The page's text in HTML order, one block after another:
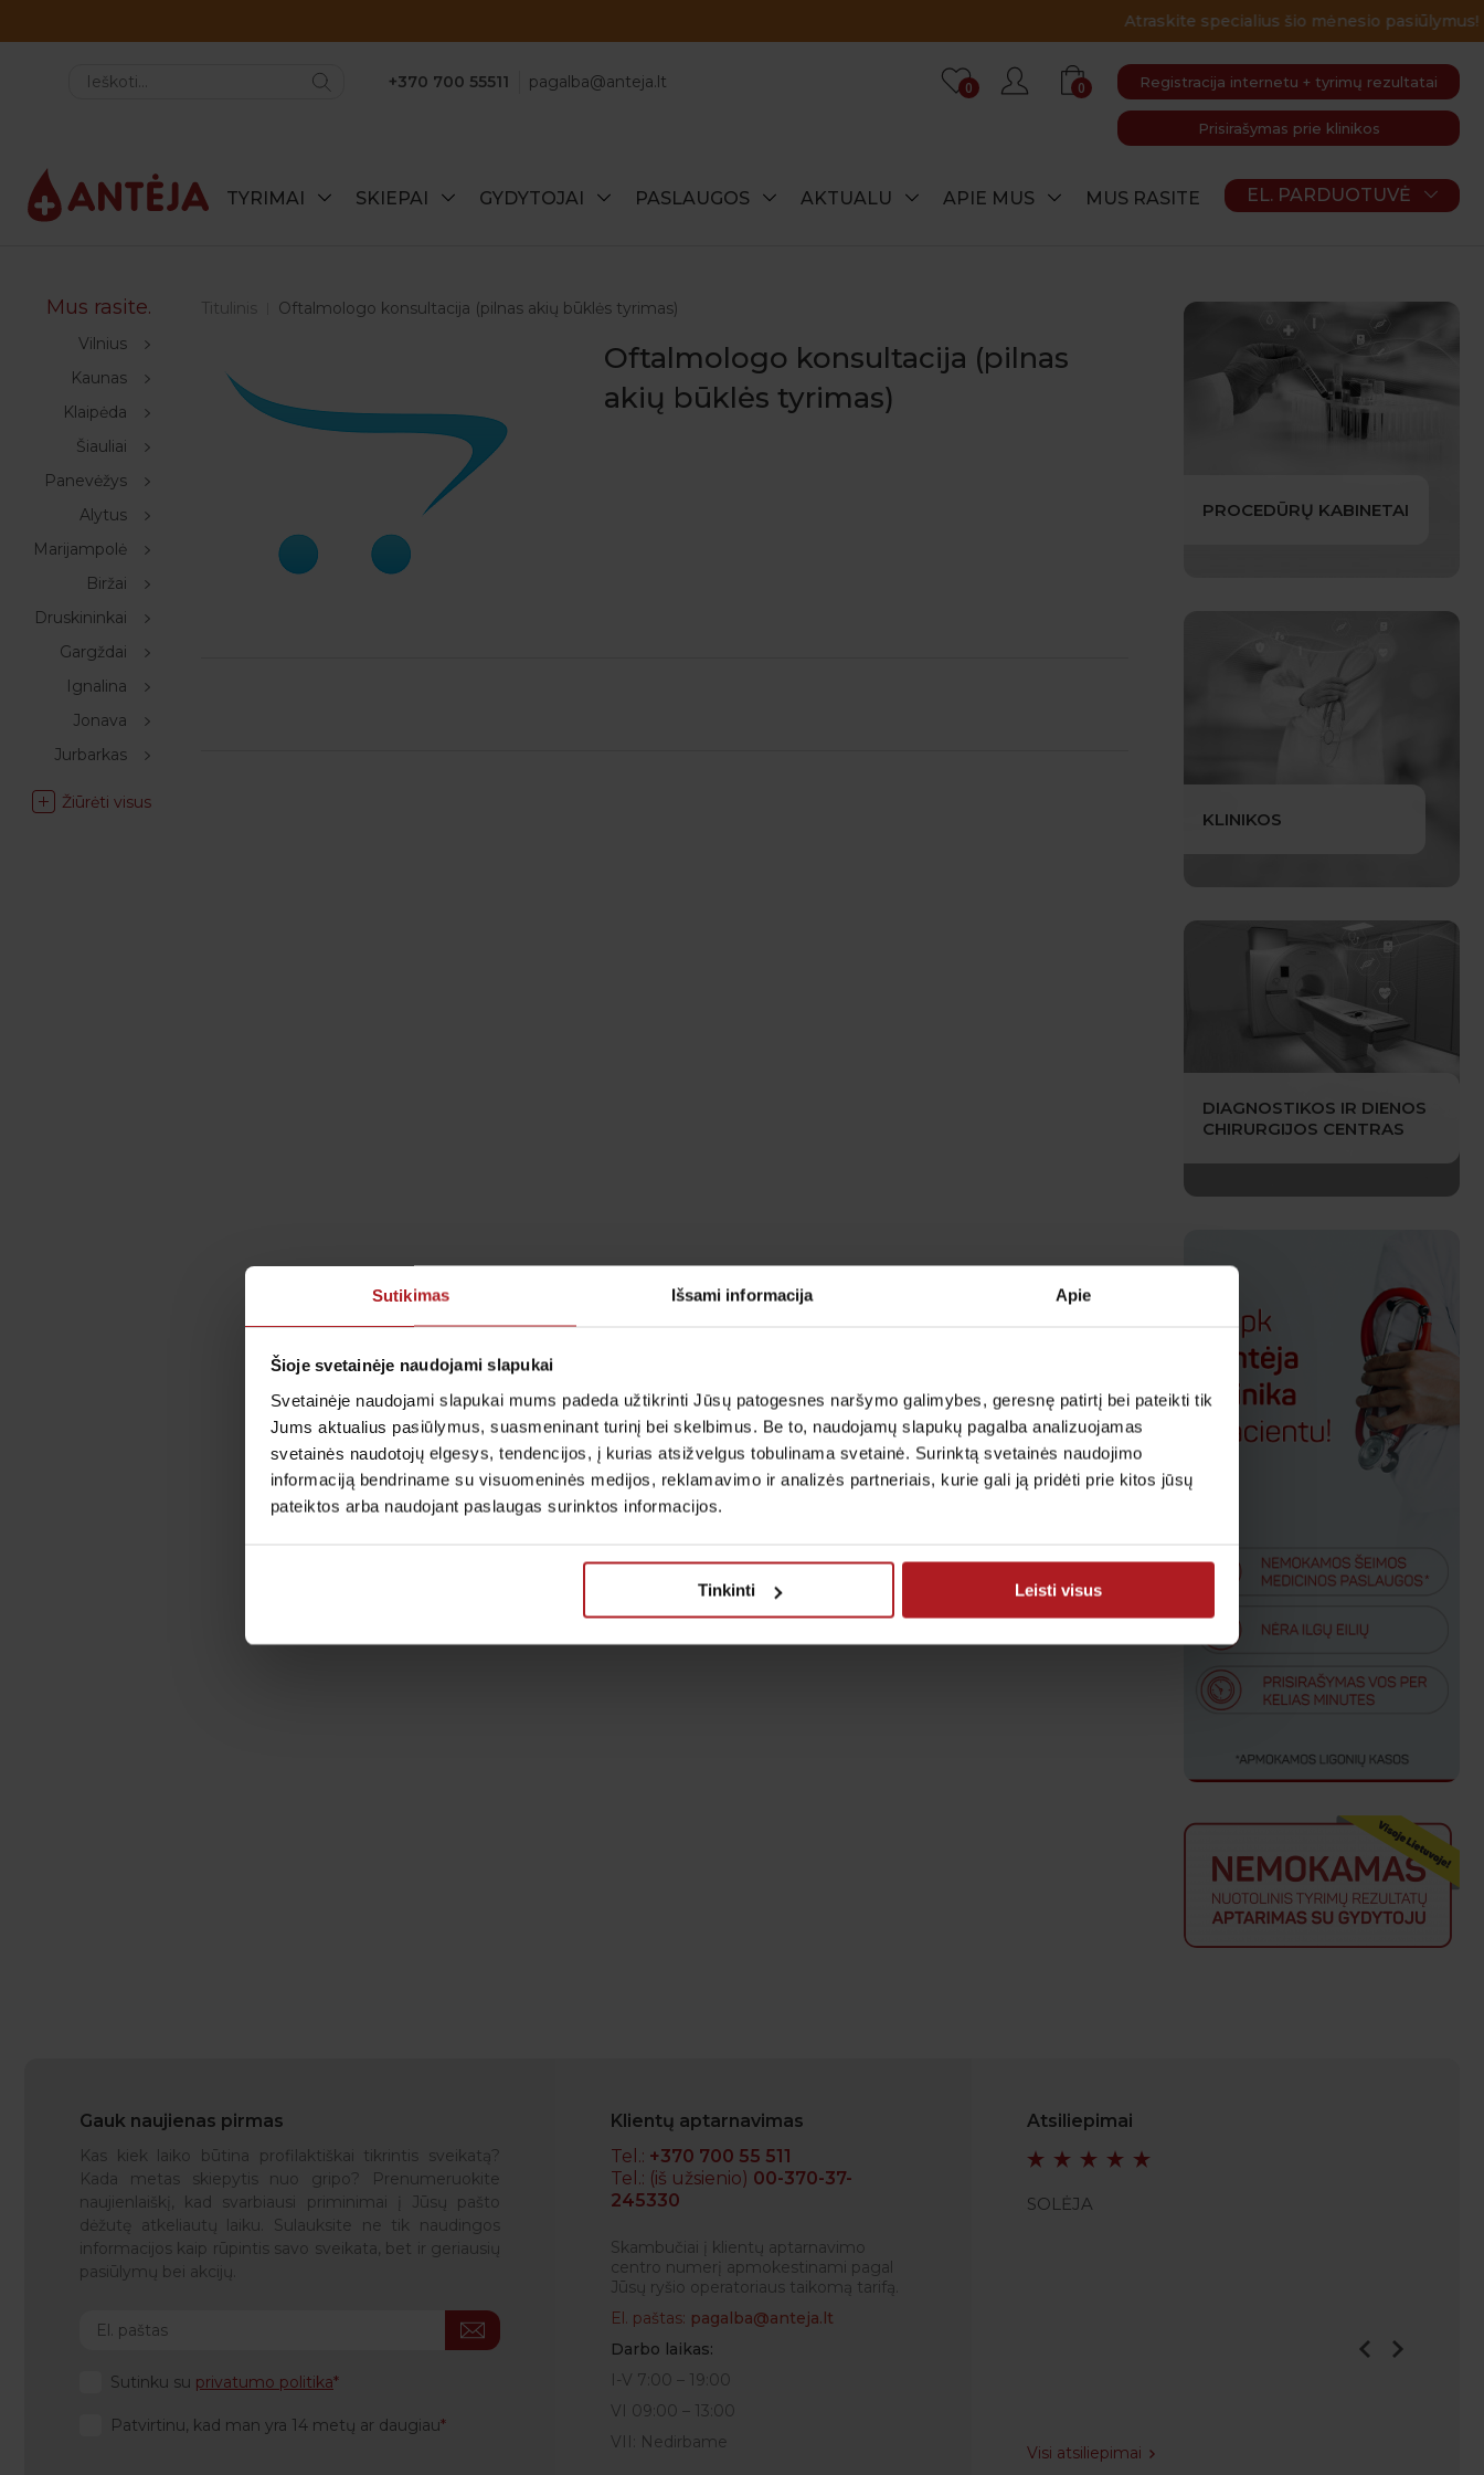
Sutikimas Išsami informacija Apie
Šioje svetainėje naudojami slapukai
Svetainėje naudojami slapukai mums padeda užtikrinti Jūsų patogesnes naršymo galimybes, geresnę patirtį bei pateikti tik
Jums aktualius pasiūlymus, suasmeninant turinį bei skelbimus. Be to, naudojamų slapukų pagalba analizuojamas
svetainės naudotojų elgesys, tendencijos, į kurias atsižvelgus tobulinama svetainė. Surinktą svetainės naudojimo
informaciją bendriname su visuomeninės medijos, reklamavimo ir analizės partneriais, kurie gali ją pridėti prie kitos jūsų
pateiktos arba naudojant paslaugas surinktos informacijos.
Tinkinti Leisti visus
+370 700 55511 pagalba@anteja.lt Registracija internetu + tyrimų rezultatai
Prisirašymas prie klinikos
0 0
TYRIMAI SKIEPAI GYDYTOJAI PASLAUGOS AKTUALU APIE MUS MUS RASITE EL. PARDUOTUVĖ
Mus rasite.
Vilnius
Kaunas
Klaipėda
Šiauliai
Panevėžys
Alytus
Marijampolė
Biržai
Druskininkai
Gargždai
Ignalina
Jonava
Jurbarkas
Žiūrėti visus
Titulinis Oftalmologo konsultacija (pilnas akių būklės tyrimas)
Oftalmologo konsultacija (pilnas
akių būklės tyrimas)
PROCEDŪRŲ KABINETAI
KLINIKOS
DIAGNOSTIKOS IR DIENOS
CHIRURGIJOS CENTRAS
Gauk naujienas pirmas
Kas kiek laiko būtina profilaktiškai tikrintis sveikatą?
Kada metas skiepytis nuo gripo? Prenumeruokite
naujienlaiškį, kad svarbiausi priminimai į Jūsų pašto
dėžutę atkeliautų laiku. Sulauksite ne tik naudingos
informacijos kaip rūpintis savo sveikata, bet ir geriausių
pasiūlymų bei akcijų.
Sutinku su privatumo politika
Patvirtinu, kad man yra 14 metų ar daugiau
Klientų aptarnavimas
Tel.: +370 700 55 511
Tel.: (iš užsienio) 00-370-37-
245330
Skambučiai į klientų aptarnavimo
centro numerį apmokestinami pagal
Jūsų ryšio operatoriaus taikomą tarifą.
El. paštas: pagalba@anteja.lt
Darbo laikas:
I-V 7:00 – 19:00
VI 09:00 – 13:00
VII: Nedirbame
Atsiliepimai
NEDAS SOLĖJA
Visi atsiliepimai